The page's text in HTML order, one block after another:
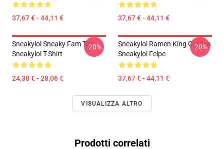
37,67 € - 44,11 € 37,67 € - 44,11 €
Sneakylol Sneaky Fam Tee
Sneakylol T-Shirt
24,38 € - 28,06 €
-20%
Sneakylol Ramen King Grafica
Sneakylol Felpe
37,67 € - 44,11 €
-20%
VISUALIZZA ALTRO
Prodotti correlati